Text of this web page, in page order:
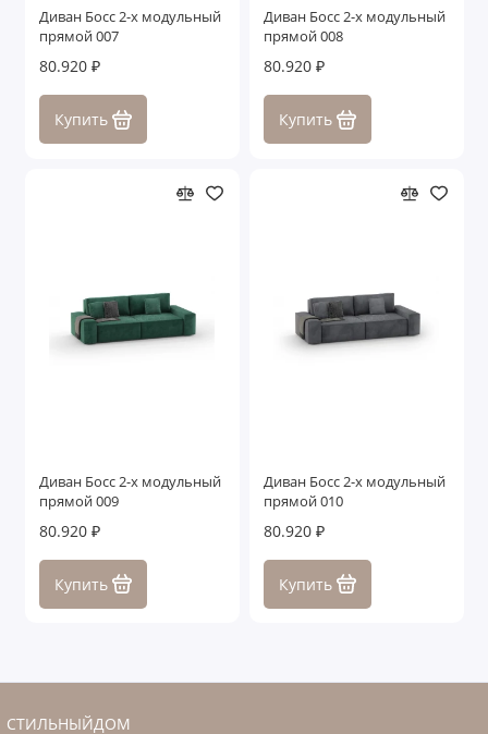
Диван Босс 2-х модульный
прямой 007
80.920 ₽
Купить
Диван Босс 2-х модульный
прямой 008
80.920 ₽
Купить
Диван Босс 2-х модульный
прямой 009
80.920 ₽
Купить
Диван Босс 2-х модульный
прямой 010
80.920 ₽
Купить
СТИЛЬНЫЙДОМ